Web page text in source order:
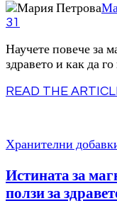
31
Научете повече за
здравето и как да
READ THE
Хранителни
Истината за
ползи за